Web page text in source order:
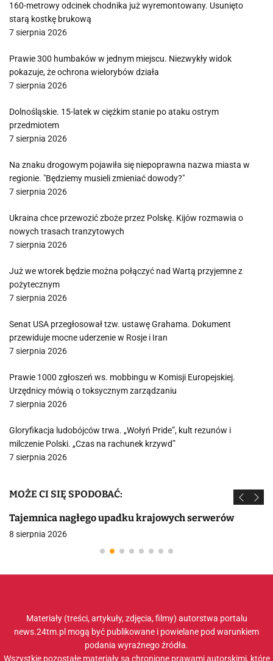
160-metrowy odcinek chodnika już wyremontowany. Usunięto
starą kostkę brukową
7 sierpnia 2026
Prawie 300 humbaków w jednym miejscu. Niezwykły widok
pokazuje, że ochrona wielorybów działa
7 sierpnia 2026
Dolnośląskie. 15-latek w ciężkim stanie po ataku ostrym
przedmiotem
7 sierpnia 2026
Na znaku drogowym pojawiła się niepoprawna nazwa miasta w
regionie. "Będziemy musieli zmieniać dowody?"
7 sierpnia 2026
Ukraina chce przewozić zboże przez Polskę. Kijów rozmawia o
nowych trasach tranzytowych
7 sierpnia 2026
Już we wtorek będzie można połączyć nad Wartą przyjemne z
pożytecznym
7 sierpnia 2026
Senat USA przegłosował tzw. ustawę Grahama. Dokument
przewiduje mocne uderzenie w Rosje i Iran
7 sierpnia 2026
Prawie 1000 zgłoszeń ws. mobbingu w Komisji Europejskiej.
Urzędnicy mówią o toksycznym zarządzaniu
7 sierpnia 2026
Gloryfikacja ludobójców trwa. „Wołyń Pride”, kult rezunów i
milczenie Polski. „Czas na rachunek krzywd”
7 sierpnia 2026
MOŻE CI SIĘ SPODOBAĆ:
Tajemnica nagłego upadku krajowych serwerów
8 sierpnia 2026
Materiały (treści, artykuły, zdjęcia, filmy) autorstwa portalu
news.24tm.pl mogą być publikowane i powielane pod warunkiem
podania wyraźnego źródła.
Wszystkie pozostałe materiały są chronione prawami autorskimi, które